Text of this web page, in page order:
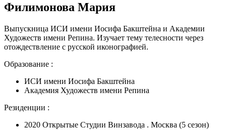
Филимонова Мария
Выпускница ИСИ имени Иосифа Бакштейна и Академии
Художеств имени Репина. Изучает тему телесности через
отождествление с русской иконографией.
Образование :
ИСИ имени Иосифа Бакштейна
Академия Художеств имени Репина
Резиденции :
2020 Открытые Студии Винзавода . Москва (5 сезон)